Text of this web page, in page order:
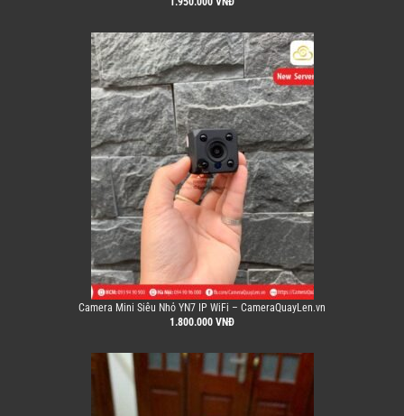
Camera Mini Siêu Nhỏ YN7 IP WiFi – CameraQuayLen.vn
1.800.000 VNĐ